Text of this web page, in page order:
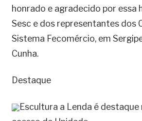
honrado e agradecido por essa
Sesc e dos representantes dos
Sistema Fecomércio, em
Cunha.
Destaque
Escultura a Lenda é destaque